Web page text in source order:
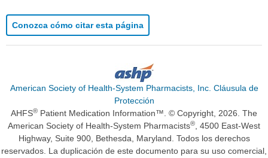
Conozca cómo citar esta página
American Society of Health-System Pharmacists, Inc. Cláusula de
Protección
AHFS® Patient Medication Information™. © Copyright, 2026. The
American Society of Health-System Pharmacists®, 4500 East-West
Highway, Suite 900, Bethesda, Maryland. Todos los derechos
reservados. La duplicación de este documento para su uso comercial,